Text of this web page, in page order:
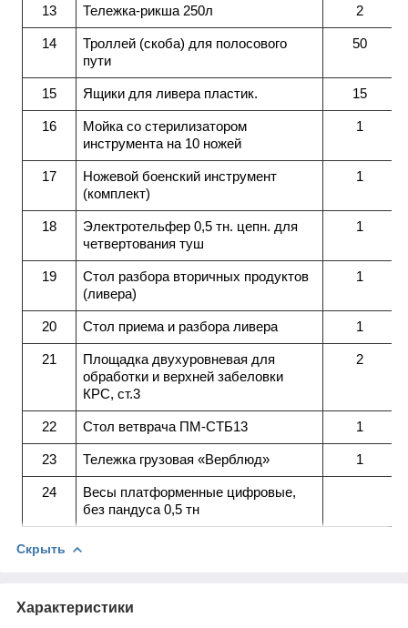
13 Тележка-рикша 250л 2
14
Троллей (скоба) для полосового
пути
50
15 Ящики для ливера пластик. 15
16
Мойка со стерилизатором
инструмента на 10 ножей
1
17
Ножевой боенский инструмент
(комплект)
1
18
Электротельфер 0,5 тн. цепн. для
четвертования туш
1
19
Стол разбора вторичных продуктов
(ливера)
1
20 Стол приема и разбора ливера 1
21
Площадка двухуровневая для
обработки и верхней забеловки
КРС, ст.3
2
22 Стол ветврача ПМ-СТБ13 1
23 Тележка грузовая «Верблюд» 1
24
Весы платформенные цифровые,
без пандуса 0,5 тн
Скрыть
Характеристики